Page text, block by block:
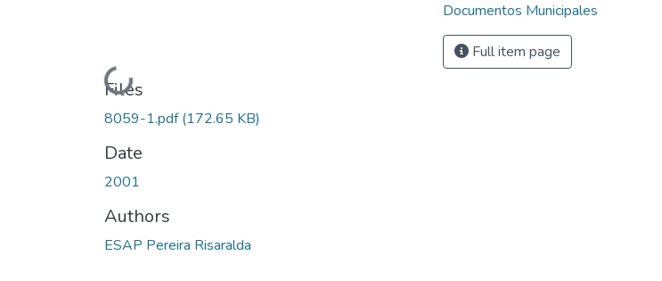
Loading...
Files
8059-1.pdf(172.65 KB)
Date
2001
Authors
ESAP Pereira Risaralda
Documentos Municipales
Full item page